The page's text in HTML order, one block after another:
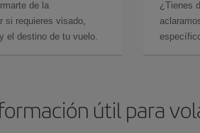
de la
si requieres visado,
el destino de tu vuelo.
¿Tienes
útil para